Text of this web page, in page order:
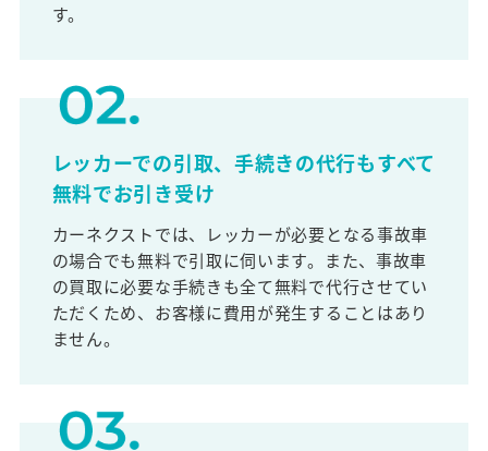
す。
レッカーでの引取、手続きの代行もすべて
無料でお引き受け
カーネクストでは、レッカーが必要となる事故車
の場合でも無料で引取に伺います。また、事故車
の買取に必要な手続きも全て無料で代行させてい
ただくため、お客様に費用が発生することはあり
ません。